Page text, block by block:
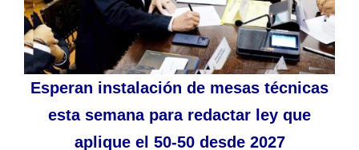
Esperan instalación de mesas técnicas
esta semana para redactar ley que
aplique el 50-50 desde 2027